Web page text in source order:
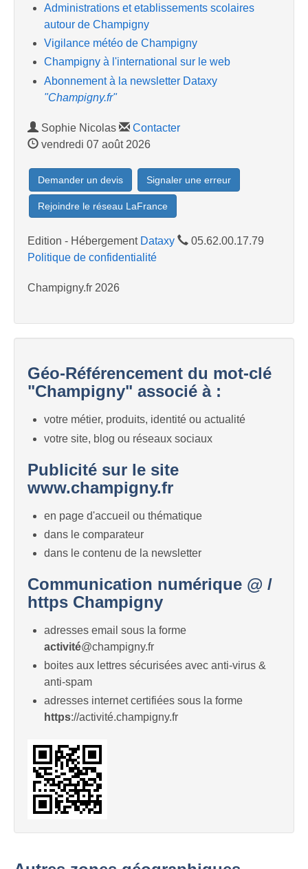
Administrations et etablissements scolaires
autour de Champigny
Vigilance météo de Champigny
Champigny à l'international sur le web
Abonnement à la newsletter Dataxy
"Champigny.fr"
Sophie Nicolas
Contacter
vendredi 07 août 2026
Demander un devis Signaler une erreur
Rejoindre le réseau LaFrance
Edition - Hébergement Dataxy
05.62.00.17.79
Politique de confidentialité
Champigny.fr 2026
Géo-Référencement du mot-clé
"Champigny" associé à :
votre métier, produits, identité ou actualité
votre site, blog ou réseaux sociaux
Publicité sur le site
www.champigny.fr
en page d'accueil ou thématique
dans le comparateur
dans le contenu de la newsletter
Communication numérique @ /
https Champigny
adresses email sous la forme
activité@champigny.fr
boites aux lettres sécurisées avec anti-virus &
anti-spam
adresses internet certifiées sous la forme
https://activité.champigny.fr